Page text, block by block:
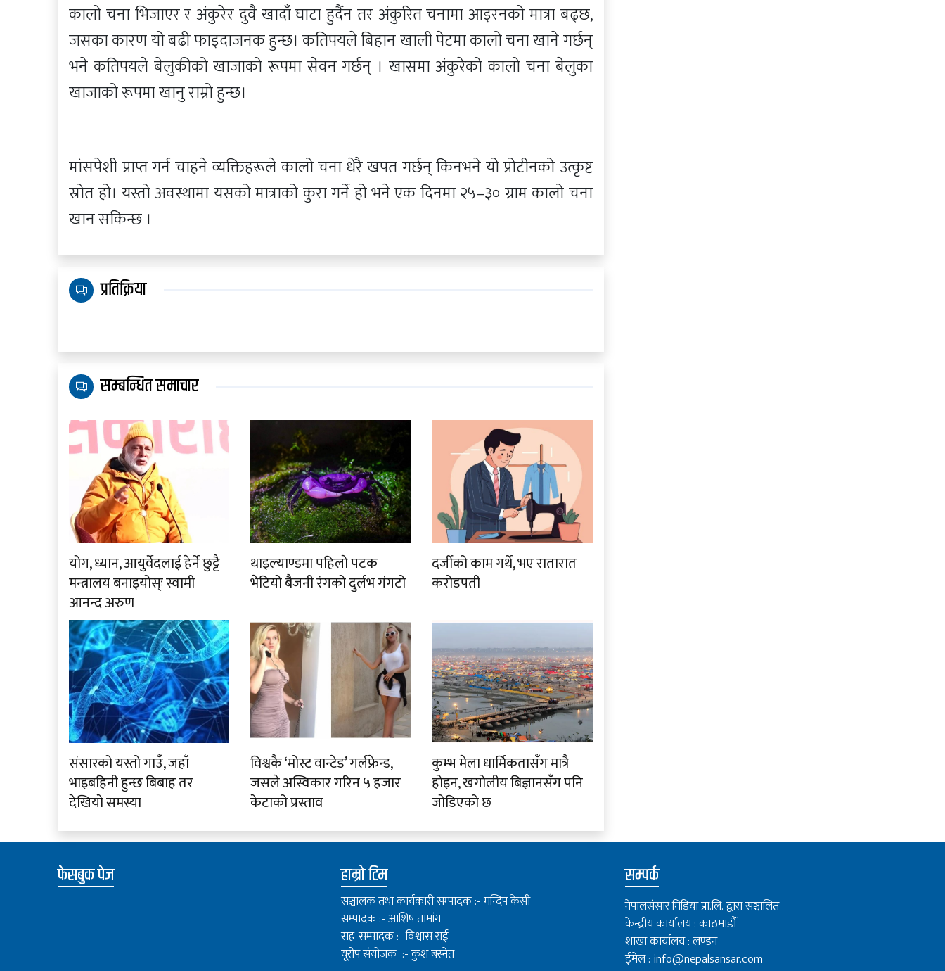
कालो चना भिजाएर र अंकुरेर दुवै खादाँ घाटा हुदैँन तर अंकुरित चनामा आइरनको मात्रा बढ्छ,
जसका कारण यो बढी फाइदाजनक हुन्छ। कतिपयले बिहान खाली पेटमा कालो चना खाने गर्छन्
भने कतिपयले बेलुकीको खाजाको रूपमा सेवन गर्छन् । खासमा अंकुरेको कालो चना बेलुका
खाजाको रूपमा खानु राम्रो हुन्छ।
मांसपेशी प्राप्त गर्न चाहने व्यक्तिहरूले कालो चना धेरै खपत गर्छन् किनभने यो प्रोटीनको उत्कृष्ट
स्रोत हो। यस्तो अवस्थामा यसको मात्राको कुरा गर्ने हो भने एक दिनमा २५–३० ग्राम कालो चना
खान सकिन्छ ।
प्रतिक्रिया
सम्बन्धित समाचार
योग, ध्यान, आयुर्वेदलाई हेर्ने छुट्टै
मन्त्रालय बनाइयोस्ः स्वामी
आनन्द अरुण
थाइल्याण्डमा पहिलाे पटक
भेटियो बैजनी रंगको दुर्लभ गंगटो
दर्जीको काम गर्थे, भए रातारात
करोडपती
संसारको यस्तो गाउँ, जहाँ
भाइबहिनी हुन्छ बिबाह तर
देखियाे समस्या
विश्वकै ‘मोस्ट वान्टेड’ गर्लफ्रेन्ड,
जसले अस्विकार गरिन ५ हजार
केटाको प्रस्ताव
कुम्भ मेला धार्मिकतासँग मात्रै
होइन, खगोलीय बिज्ञानसँग पनि
जोडिएको छ
फेसबुक पेज हाम्रो टिम
सञ्चालक तथा कार्यकारी सम्पादक :- मन्दिप केसी
सम्पादक :- आशिष तामांग
सह-सम्पादक :- विश्वास राई
यूरोप संयोजक :- कुश बस्नेत
सम्पर्क
नेपालसंसार मिडिया प्रा.लि. द्वारा सञ्चालित
केन्द्रीय कार्यालय : काठमाडौँ
शाखा कार्यालय : लण्डन
ईमेल : info@nepalsansar.com